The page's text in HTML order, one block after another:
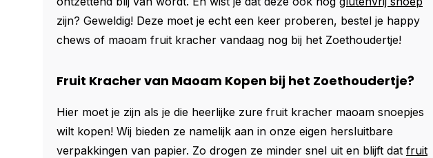
zijn? Geweldig! Deze moet je echt een keer proberen, bestel je happy
chews of maoam fruit kracher vandaag nog bij het Zoethoudertje!
Fruit Kracher van Maoam Kopen bij het Zoethoudertje?
Hier moet je zijn als je die heerlijke zure fruit kracher maoam snoepjes
wilt kopen! Wij bieden ze namelijk aan in onze eigen hersluitbare
verpakkingen van papier. Zo drogen ze minder snel uit en blijft dat fruit